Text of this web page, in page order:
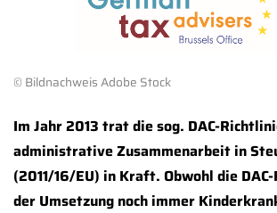
© Bildnachweis Adobe Stock
Im Jahr 2013 trat die sog. DAC-
administrative Zusammenarbeit in
(2011/16/EU) in Kraft. Obwohl die
der Umsetzung noch immer